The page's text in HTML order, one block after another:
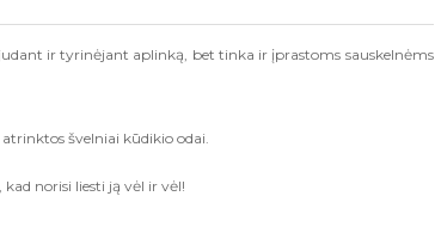
ir tyrinėjant aplinką, bet tinka ir įprastoms sauskelnėms
švelniai kūdikio odai.
norisi liesti ją vėl ir vėl!